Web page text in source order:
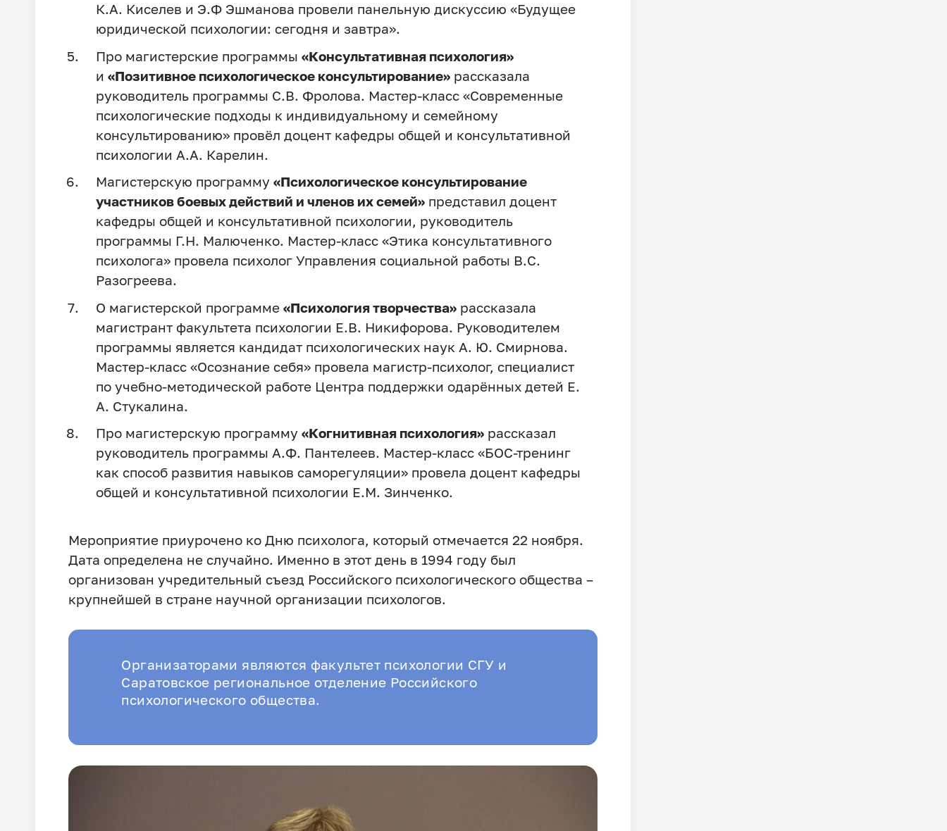
К.А. Киселев и Э.Ф Эшманова провели панельную дискуссию «Будущее
юридической психологии: сегодня и завтра».
Про магистерские программы«Консультативная психология»
и«Позитивное психологическое консультирование» рассказала
руководитель программы С.В. Фролова. Мастер-класс «Современные
психологические подходы к индивидуальному и семейному
консультированию» провёл доцент кафедры общей и консультативной
психологии А.А. Карелин.
Магистерскую программу«Психологическое консультирование
участников боевых действий и членов их семей» представил доцент
кафедры общей и консультативной психологии, руководитель
программы Г.Н. Малюченко. Мастер-класс «Этика консультативного
психолога» провела психолог Управления социальной работы В.С.
Разогреева.
О магистерской программе«Психология творчества» рассказала
магистрант факультета психологии Е.В. Никифорова. Руководителем
программы является кандидат психологических наук А. Ю. Смирнова.
Мастер-класс «Осознание себя» провела магистр-психолог, специалист
по учебно-методической работе Центра поддержки одарённых детей Е.
А. Стукалина.
Про магистерскую программу«Когнитивная психология» рассказал
руководитель программы А.Ф. Пантелеев. Мастер-класс «БОС-тренинг
как способ развития навыков саморегуляции» провела доцент кафедры
общей и консультативной психологии Е.М. Зинченко.
Мероприятие приурочено ко Дню психолога, который отмечается 22 ноября.
Дата определена не случайно. Именно в этот день в 1994 году был
организован учредительный съезд Российского психологического общества –
крупнейшей в стране научной организации психологов.
Организаторами являются факультет психологии СГУ и
Саратовское региональное отделение Российского
психологического общества.